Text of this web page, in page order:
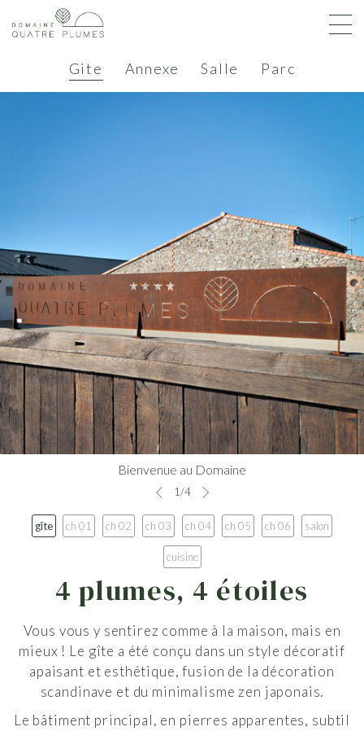
Gite Annexe Salle Parc
Bienvenue au Domaine
1/4
gîte ch 01 ch 02 ch 03 ch 04 ch 05 ch 06 salon
cuisine
4 plumes, 4 étoiles
Vous vous y sentirez comme à la maison, mais en
mieux ! Le gîte a été conçu dans un style décoratif
apaisant et esthétique, fusion de la décoration
scandinave et du minimalisme zen japonais.
Le bâtiment principal, en pierres apparentes, subtil